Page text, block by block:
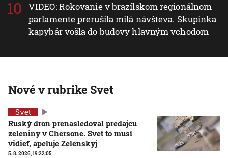
VIDEO: Rokovanie v brazílskom regionálnom
parlamente prerušila milá návšteva. Skupinka
kapybár vošla do budovy hlavným vchodom
Nové v rubrike Svet
Svet
Ruský dron prenasledoval predajcu
zeleniny v Chersone. Svet to musí
vidieť, apeluje Zelenskyj
5. 8. 2026, 19:22:05